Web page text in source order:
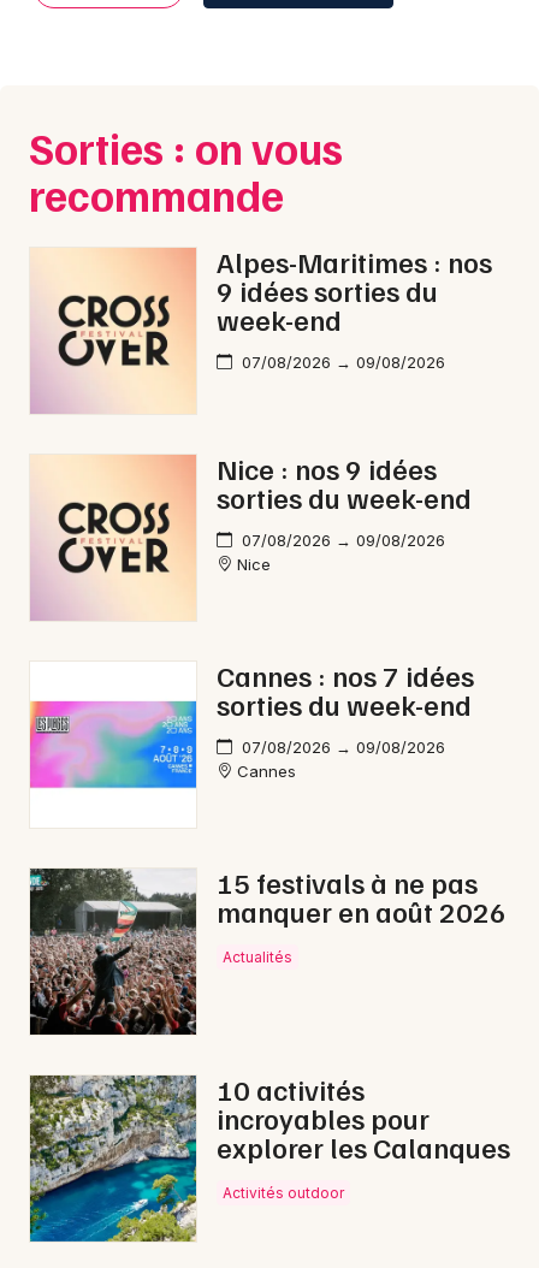
Sorties : on vous
recommande
Alpes-Maritimes : nos
9 idées sorties du
week-end
07/08/2026 → 09/08/2026
Nice : nos 9 idées
sorties du week-end
07/08/2026 → 09/08/2026
Nice
Cannes : nos 7 idées
sorties du week-end
07/08/2026 → 09/08/2026
Cannes
15 festivals à ne pas
manquer en août 2026
Actualités
10 activités
incroyables pour
explorer les Calanques
Activités outdoor